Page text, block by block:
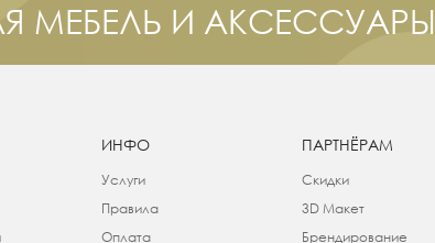
МЕБЕЛЬ И АКСЕССУАРЫ
ИНФО
Услуги
Правила
Оплата
ПАРТНЁРАМ
Скидки
3D Макет
Брендирование